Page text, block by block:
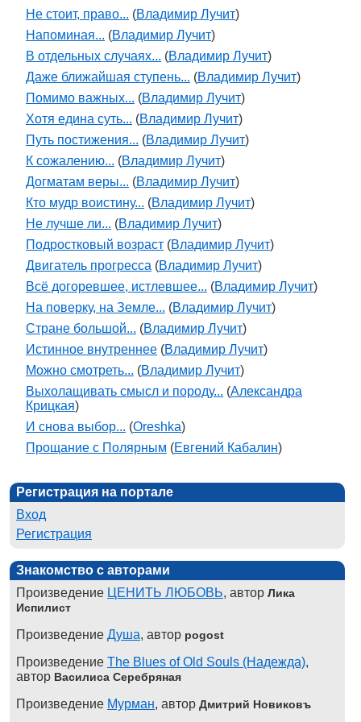
Не стоит, право... (Владимир Лучит)
Напоминая... (Владимир Лучит)
В отдельных случаях... (Владимир Лучит)
Даже ближайшая ступень... (Владимир Лучит)
Помимо важных... (Владимир Лучит)
Хотя едина суть... (Владимир Лучит)
Путь постижения... (Владимир Лучит)
К сожалению... (Владимир Лучит)
Догматам веры... (Владимир Лучит)
Кто мудр воистину... (Владимир Лучит)
Не лучше ли... (Владимир Лучит)
Подростковый возраст (Владимир Лучит)
Двигатель прогресса (Владимир Лучит)
Всё догоревшее, истлевшее... (Владимир Лучит)
На поверку, на Земле... (Владимир Лучит)
Стране большой... (Владимир Лучит)
Истинное внутреннее (Владимир Лучит)
Можно смотреть... (Владимир Лучит)
Выхолащивать смысл и породу... (Александра
Крицкая)
И снова выбор... (Oreshka)
Прощание с Полярным (Евгений Кабалин)
Регистрация на портале
Вход
Регистрация
Знакомство с авторами
Произведение ЦЕНИТЬ ЛЮБОВЬ, автор Лика
Испилист
Произведение Душа, автор pogost
Произведение The Blues of Old Souls (Надежда),
автор Василиса Серебряная
Произведение Мурман, автор Дмитрий Новиковъ